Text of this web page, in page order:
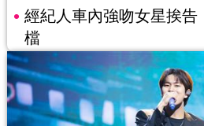
經紀人車內強吻女星挨告
檔